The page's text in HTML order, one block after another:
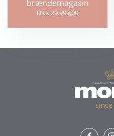
brændemagasin
DKK 29.999,00